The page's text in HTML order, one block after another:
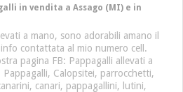
in vendita a Assago (MI) e in
a mano, sono adorabili amano il
contattata al mio numero cell.
pagina FB: Pappagalli allevati a
Calopsitei, parrocchetti,
canari, pappagallini, lutini,